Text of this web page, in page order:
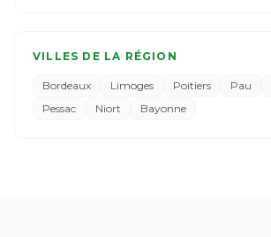
VILLES DE LA RÉGION
Bordeaux Limoges Poitiers Pau
Pessac
Niort Bayonne